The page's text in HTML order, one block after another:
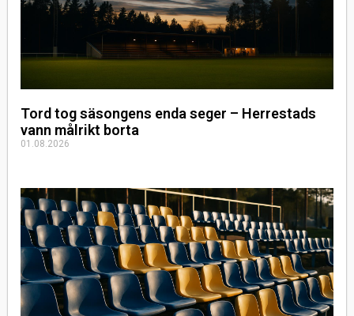
Tord tog säsongens enda seger – Herrestads
vann målrikt borta
01.08.2026